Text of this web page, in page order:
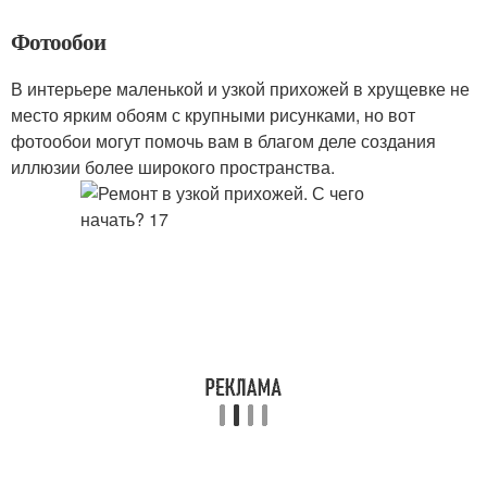
Фотообои
В интерьере маленькой и узкой прихожей в хрущевке не
место ярким обоям с крупными рисунками, но вот
фотообои могут помочь вам в благом деле создания
иллюзии более широкого пространства.